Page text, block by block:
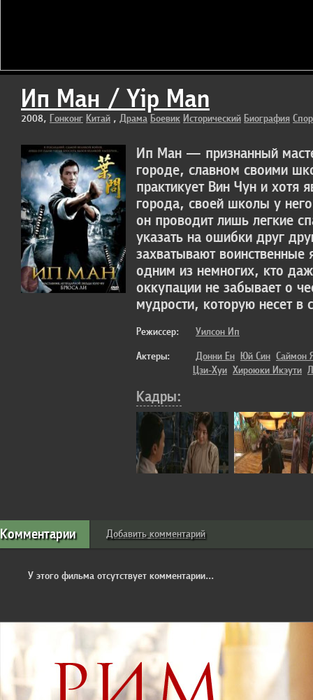
Ип Ман / Yip Man
2008, Гонконг Китай , Драма Боевик Исторический Биография
Ип Ман — признанный
городе, славном своими
практикует Вин Чун и хотя
города, своей школы у
он проводит лишь легкие
указать на ошибки друг
захватывают
одним из немногих, кто
оккупации не забывает о
мудрости, которую несет в
Режиссер:
Уилсон Ип
Актеры:
Донни Ен Юй Син Саймон
Цзи-Хуи Хироюки Икэути
Кадры:
Комментарии Добавить комментарий
У этого фильма отсутствует комментарии...